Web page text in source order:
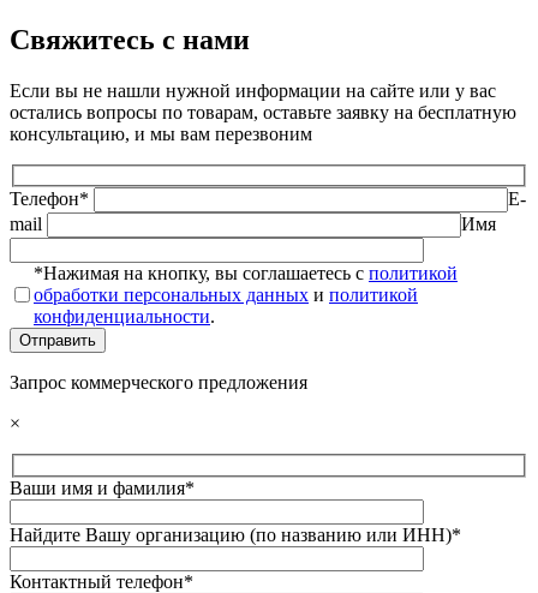
Свяжитесь с нами
Если вы не нашли нужной информации на сайте или у вас
остались вопросы по товарам, оставьте заявку на бесплатную
консультацию, и мы вам перезвоним
Телефон*
E-
mail
Имя
*Нажимая на кнопку, вы соглашаетесь с политикой
обработки персональных данных и политикой
конфиденциальности.
Запрос коммерческого предложения
×
Ваши имя и фамилия*
Найдите Вашу организацию (по названию или ИНН)*
Контактный телефон*